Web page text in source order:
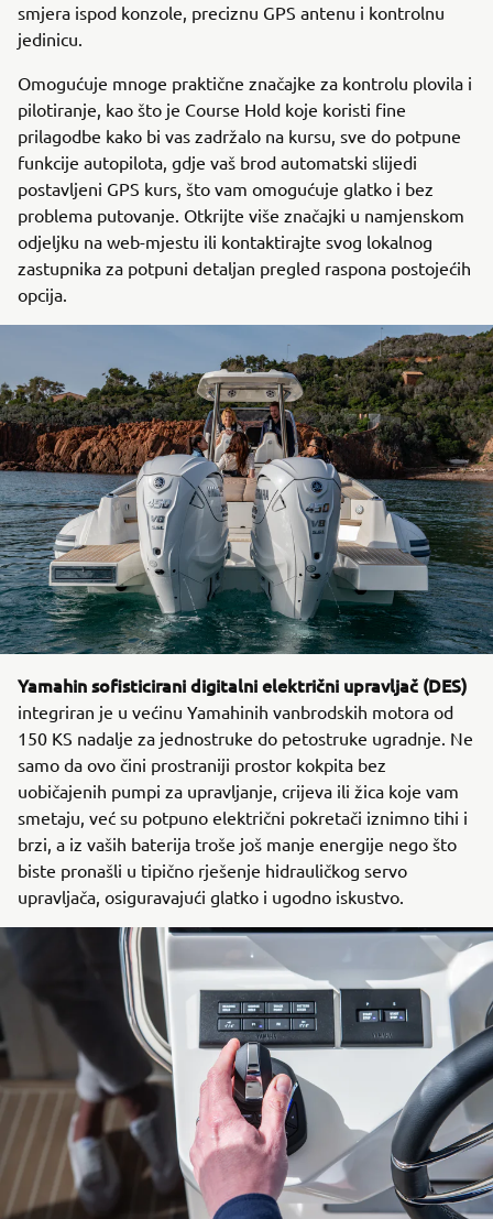
smjera ispod konzole, preciznu GPS antenu i kontrolnu
jedinicu.
Omogućuje mnoge praktične značajke za kontrolu plovila i
pilotiranje, kao što je Course Hold koje koristi fine
prilagodbe kako bi vas zadržalo na kursu, sve do potpune
funkcije autopilota, gdje vaš brod automatski slijedi
postavljeni GPS kurs, što vam omogućuje glatko i bez
problema putovanje. Otkrijte više značajki u namjenskom
odjeljku na web-mjestu ili kontaktirajte svog lokalnog
zastupnika za potpuni detaljan pregled raspona postojećih
opcija.
Yamahin sofisticirani digitalni električni upravljač (DES)
integriran je u većinu Yamahinih vanbrodskih motora od
150 KS nadalje za jednostruke do petostruke ugradnje. Ne
samo da ovo čini prostraniji prostor kokpita bez
uobičajenih pumpi za upravljanje, crijeva ili žica koje vam
smetaju, već su potpuno električni pokretači iznimno tihi i
brzi, a iz vaših baterija troše još manje energije nego što
biste pronašli u tipično rješenje hidrauličkog servo
upravljača, osiguravajući glatko i ugodno iskustvo.